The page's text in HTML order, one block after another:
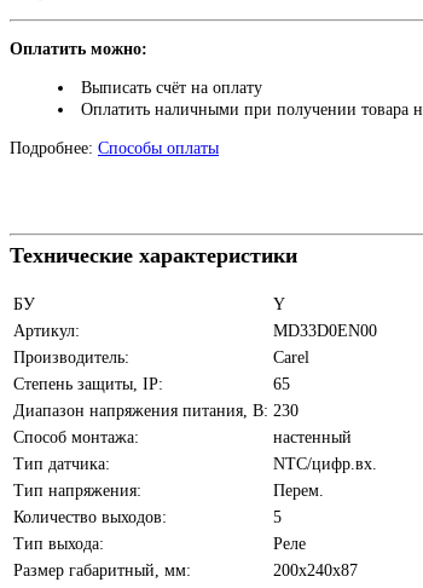
Оплатить можно:
Выписать счёт на оплату
Оплатить наличными при получении товара
Подробнее: Способы оплаты
Технические характеристики
БУ
Y
Артикул:
MD33D0EN00
Производитель:
Carel
Степень защиты, IP:
65
Диапазон напряжения питания, В: 230
Способ монтажа:
настенный
Тип датчика:
NTC/цифр.вх.
Тип напряжения:
Перем.
Количество выходов:
5
Тип выхода:
Реле
Размер габаритный, мм:
200х240х87